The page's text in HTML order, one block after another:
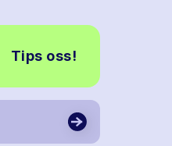
Tips oss!